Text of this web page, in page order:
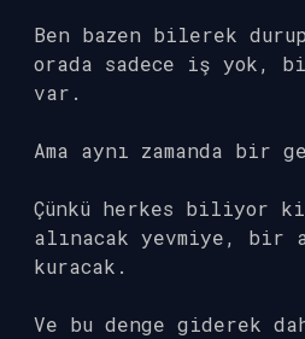
Ben bazen bilerek
orada sadece iş yok,
var.
Ama aynı zamanda bir
Çünkü herkes biliyor ki
alınacak yevmiye, bir
kuracak.
Ve bu denge giderek